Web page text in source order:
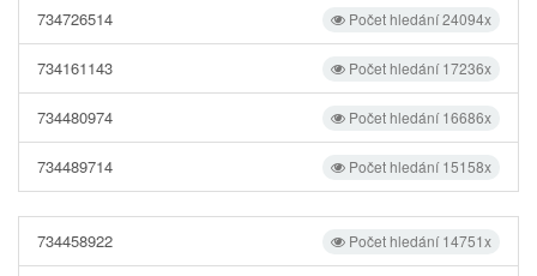
Počet hledání 24094x
734726514
Počet hledání 17236x
734161143
Počet hledání 16686x
734480974
Počet hledání 15158x
734489714
Počet hledání 14751x
734458922